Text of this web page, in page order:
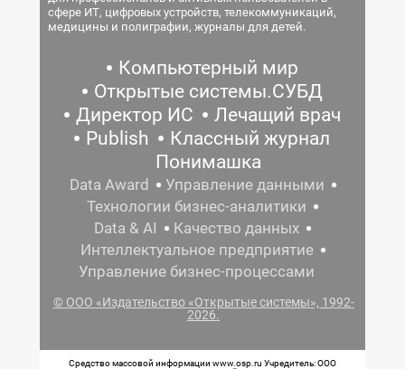
сфере ИТ, цифровых устройств, телекоммуникаций,
медицины и полиграфии, журналы для детей.
Компьютерный мир
Открытые системы.СУБД
Директор ИС
Лечащий врач
Publish
Классный журнал
Понимашка
Data Award
Управление данными
Технологии бизнес-аналитики
Data & AI
Качество данных
Интеллектуальное предприятие
Управление бизнес-процессами
© ООО «Издательство «Открытые системы», 1992-
2026.
Средство массовой информации www.osp.ru Учредитель: ООО